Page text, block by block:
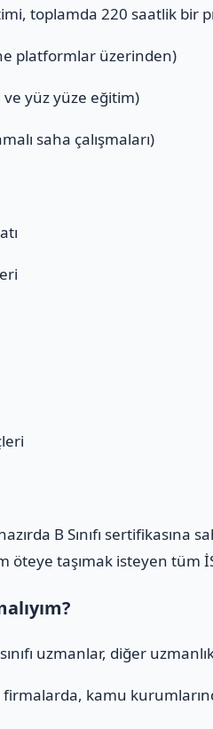
toplamda 220 saatlik bir
platformlar üzerinden)
ve yüz yüze eğitim)
saha çalışmaları)
B Sınıfı
öteye taşımak isteyen tüm
uzmanlar, diğer
kamu